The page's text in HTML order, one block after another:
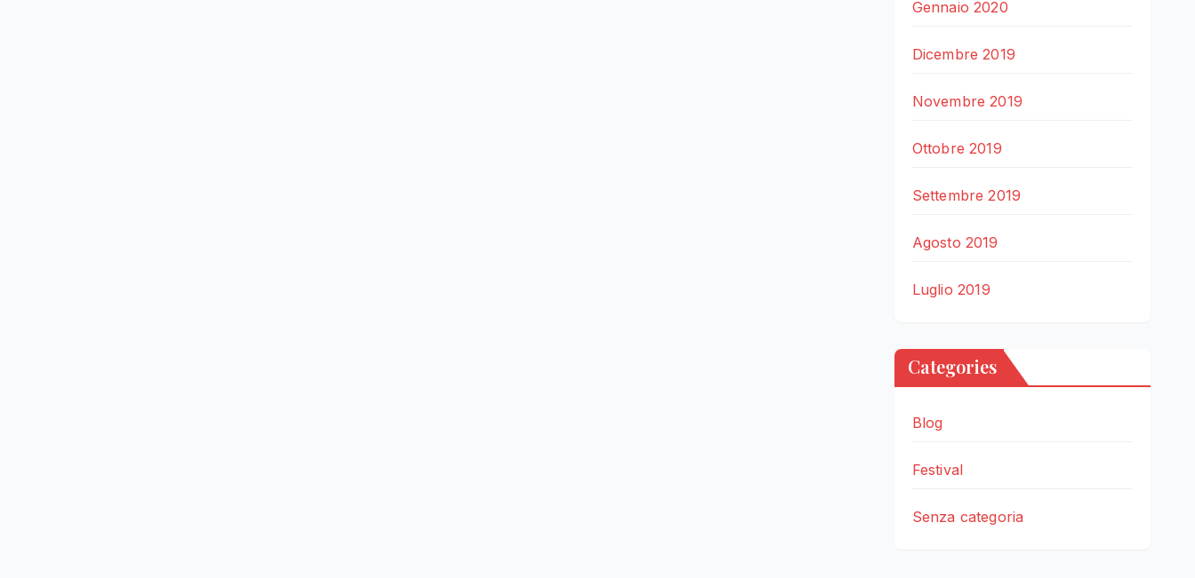
Gennaio 2020
Dicembre 2019
Novembre 2019
Ottobre 2019
Settembre 2019
Agosto 2019
Luglio 2019
Categories
Blog
Festival
Senza categoria